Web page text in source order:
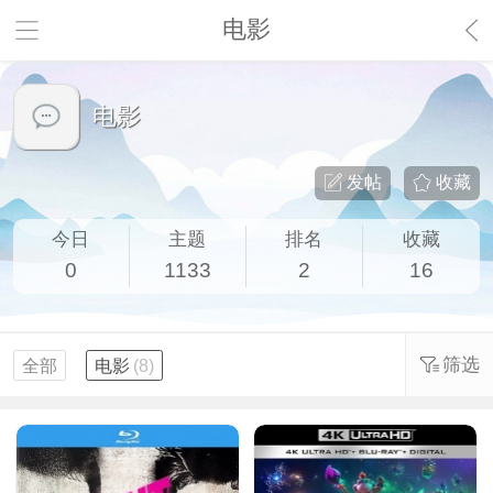
电影
电影
收藏
发帖
今日
0
主题
1133
排名
2
收藏
16
全部 电影 (8) 筛选